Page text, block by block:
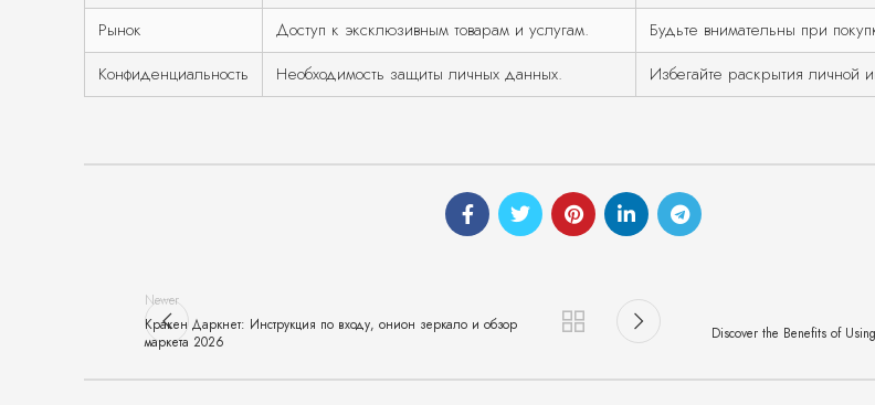
Рынок
Доступ к эксклюзивным товарам и услугам.
Будьте внимательны при
Конфиденциальность
Необходимость защиты личных данных. Избегайте раскрытия личной
Newer
Кракен Даркнет: Инструкция по входу, онион зеркало и обзор
маркета 2026
Discover the Benefits of